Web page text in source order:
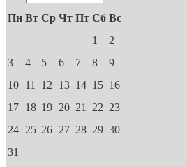
Пн Вт Ср Чт Пт Сб Вс
1
2
3
4 5 6 7 8
9
10 11 12 13 14 15 16
17 18 19 20 21 22 23
24 25 26 27 28 29 30
31